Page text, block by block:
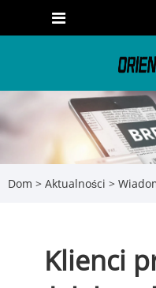
Dom > Aktualności >
Klienci